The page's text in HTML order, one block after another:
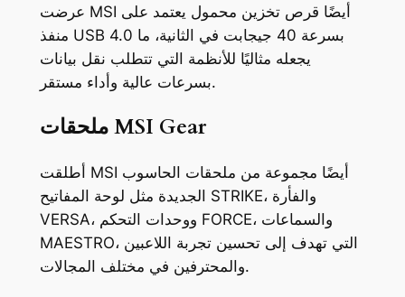
عرضت MSI أيضًا قرص تخزين محمول يعتمد على
منفذ USB 4.0 بسرعة 40 جيجابت في الثانية، ما
يجعله مثاليًا للأنظمة التي تتطلب نقل بيانات
بسرعات عالية وأداء مستقر.
ملحقات MSI Gear
أطلقت MSI أيضًا مجموعة من ملحقات الحاسوب
الجديدة مثل لوحة المفاتيح STRIKE، والفأرة
VERSA، ووحدات التحكم FORCE، والسماعات
MAESTRO، التي تهدف إلى تحسين تجربة اللاعبين
والمحترفين في مختلف المجالات.